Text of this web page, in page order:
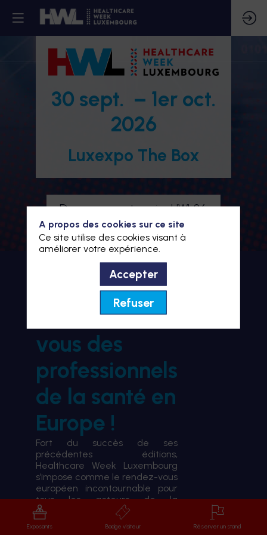
30 sept. – 1er oct.
2026
Luxexpo The Box
Devenez partenaire HWL26
Je m'inscris à HWL26
BIENVENUE À HWL26
le rendez-
vous des
professionnels
de la santé en
Europe !
Fort du succès de ses
précédentes éditions,
Healthcare Week Luxembourg
s’impose comme le rendez-vous
européen incontournable pour
tous les acteurs de la
transformation du système de
santé.
Exposants Badge visiteur Réserver un stand
A propos des cookies sur ce site
Ce site utilise des cookies visant à
améliorer votre expérience.
Accepter
Refuser